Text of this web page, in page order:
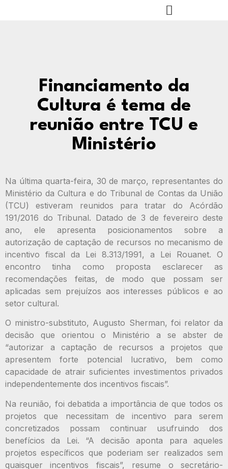
Financiamento da
Cultura é tema de
reunião entre TCU e
Ministério
Na última quarta-feira, 30 de março, representantes do
Ministério da Cultura e do Tribunal de Contas da União
(TCU) estiveram reunidos para tratar do Acórdão
191/2016 do Tribunal. Datado de 3 de fevereiro deste
ano, ele apresenta posicionamentos sobre a
autorização de captação de recursos no mecanismo de
incentivo fiscal da Lei 8.313/1991, a Lei Rouanet. O
encontro tinha como proposta esclarecer as
recomendações feitas, de modo que possam ser
aplicadas sem prejuízos aos interesses públicos e ao
setor cultural.
O ministro-substituto, Augusto Sherman, foi relator da
decisão que orientou o Ministério a se abster de
“autorizar a captação de recursos a projetos que
apresentem forte potencial lucrativo, bem como
capacidade de atrair suficientes investimentos privados
independentemente dos incentivos fiscais”.
Na reunião, foi debatida a importância de que todos os
projetos que necessitam de incentivo para serem
concretizados possam continuar usufruindo dos
benefícios da Lei. “A decisão aponta para aqueles
projetos específicos que poderiam ser realizados sem
quaisquer incentivos fiscais”, resume o secretário-